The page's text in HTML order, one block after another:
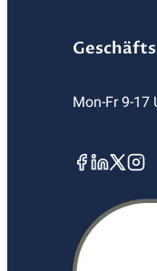
Mon-Fr 9-17